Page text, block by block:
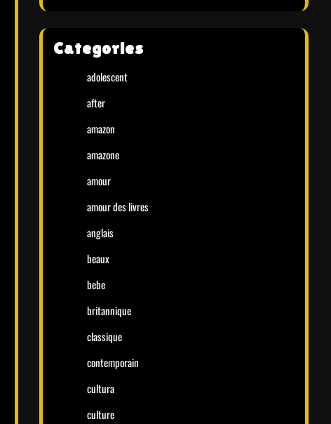
Categories
adolescent
after
amazon
amazone
amour
amour des livres
anglais
beaux
bebe
britannique
classique
contemporain
cultura
culture